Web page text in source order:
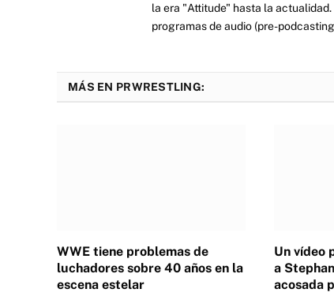
la era "Attitude" hasta la
programas de audio (pre-
MÁS EN PRWRESTLING:
WWE tiene problemas de
luchadores sobre 40 años en la
escena estelar
Un vídeo
a
acosada